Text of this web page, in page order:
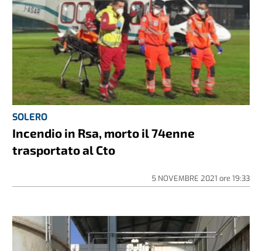
SOLERO
Incendio in Rsa, morto il 74enne
trasportato al Cto
5 NOVEMBRE 2021 ore 19:33